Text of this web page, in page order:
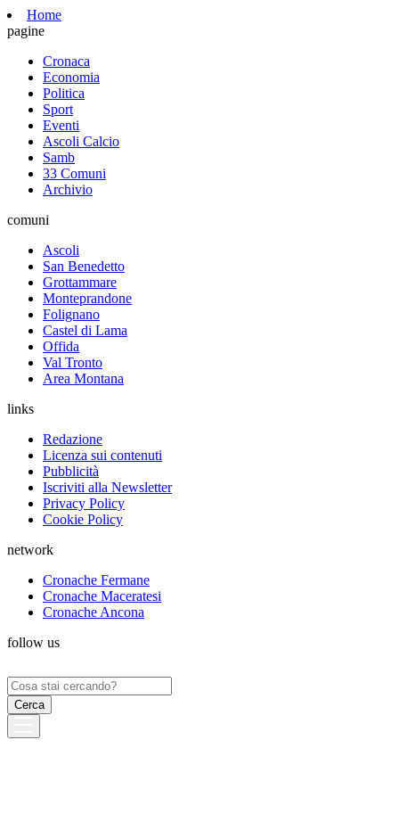
Home
pagine
Cronaca
Economia
Politica
Sport
Eventi
Ascoli Calcio
Samb
33 Comuni
Archivio
comuni
Ascoli
San Benedetto
Grottammare
Monteprandone
Folignano
Castel di Lama
Offida
Val Tronto
Area Montana
links
Redazione
Licenza sui contenuti
Pubblicità
Iscriviti alla Newsletter
Privacy Policy
Cookie Policy
network
Cronache Fermane
Cronache Maceratesi
Cronache Ancona
follow us
Ricerca
per: